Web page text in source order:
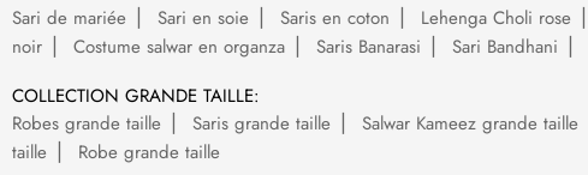
Sari de mariée
Sari en soie Saris en coton Lehenga Choli rose
noir
Costume salwar en organza Saris Banarasi Sari Bandhani
COLLECTION GRANDE TAILLE:
Robes grande taille
Saris grande taille Salwar Kameez grande taille
taille
Robe grande taille